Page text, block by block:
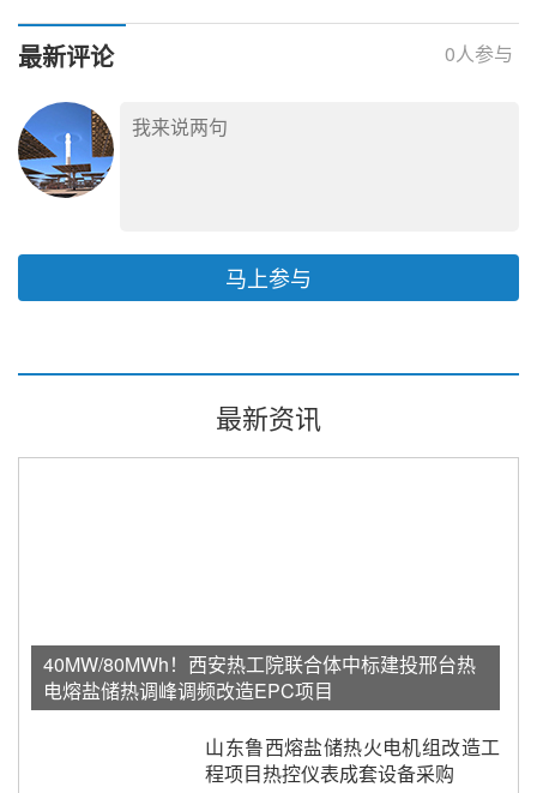
组耦合集成与灵活运行
技术
最新评论 0人参与
马上参与
最新资讯
40MW/80MWh！西安热工院联合体中标建投邢台热
电熔盐储热调峰调频改造EPC项目
山东鲁西熔盐储热火电机组改造工
程项目热控仪表成套设备采购